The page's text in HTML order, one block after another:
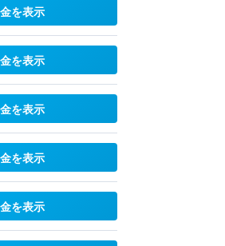
を表示
を表示
を表示
を表示
を表示